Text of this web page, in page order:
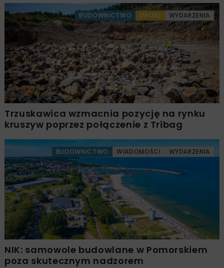
BUDOWNICTWO DROGI WYDARZENIA
Trzuskawica wzmacnia pozycję na rynku
kruszyw poprzez połączenie z Tribag
BUDOWNICTWO WIADOMOŚCI WYDARZENIA
NIK: samowole budowlane w Pomorskiem
poza skutecznym nadzorem